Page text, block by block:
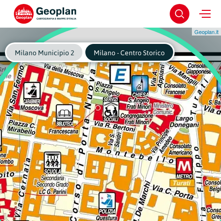
Geoplan.it
Milano Municipio 2 Milano - Centro Storico